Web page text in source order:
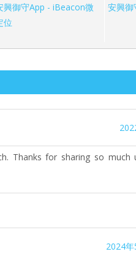
興御守App - iBeacon微
位
安興御
Thanks for sharing so much
2024